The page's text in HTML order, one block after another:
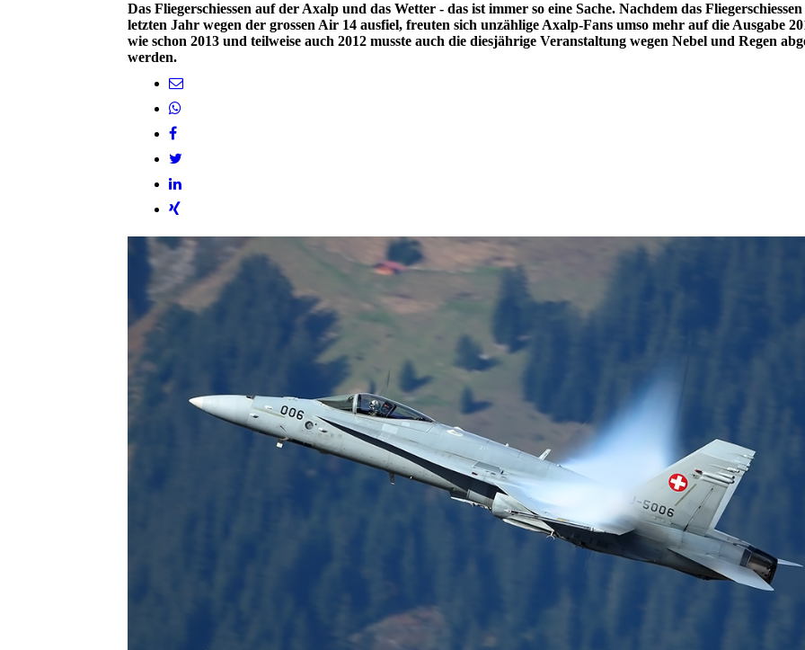
Das Fliegerschiessen auf der Axalp und das Wetter - das ist immer so eine Sache. Nachdem das
letzten Jahr wegen der grossen Air 14 ausfiel, freuten sich unzählige Axalp-Fans umso mehr auf die Ausgabe
wie schon 2013 und teilweise auch 2012 musste auch die diesjährige Veranstaltung wegen Nebel und Regen
werden.